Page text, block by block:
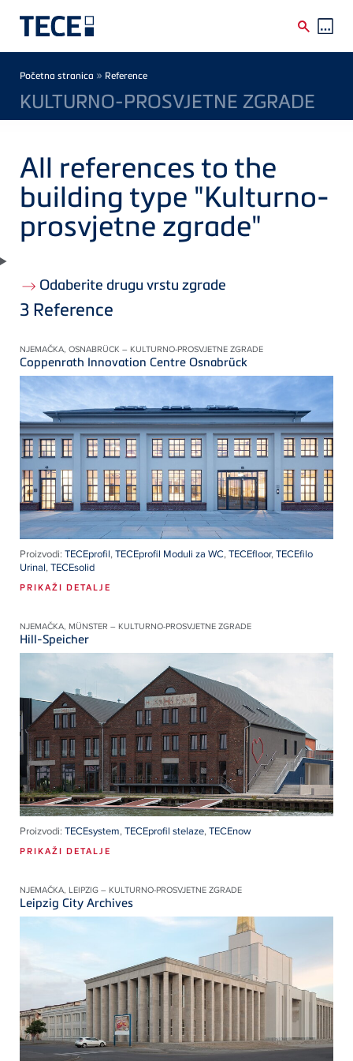
Breadcrumb
Početna stranica » Reference
KULTURNO-PROSVJETNE ZGRADE
All references to the
building type "Kulturno-
prosvjetne zgrade"
Odaberite drugu vrstu zgrade
3 Reference
NJEMAČKA, OSNABRÜCK – KULTURNO-PROSVJETNE ZGRADE
Coppenrath Innovation Centre Osnabrück
Proizvodi: TECEprofil,TECEprofil Moduli za WC,TECEfloor,TECEfilo
Urinal,TECEsolid
PRIKAŽI DETALJE
NJEMAČKA, MÜNSTER – KULTURNO-PROSVJETNE ZGRADE
Hill-Speicher
Proizvodi: TECEsystem,TECEprofil stelaze,TECEnow
PRIKAŽI DETALJE
NJEMAČKA, LEIPZIG – KULTURNO-PROSVJETNE ZGRADE
Leipzig City Archives